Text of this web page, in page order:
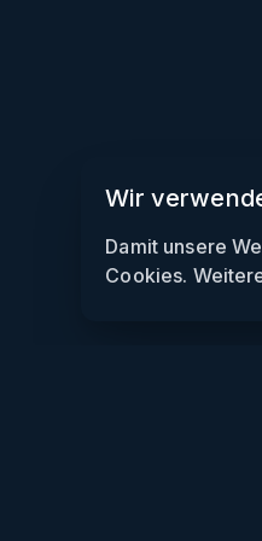
Wir
Damit unsere
Cookies.